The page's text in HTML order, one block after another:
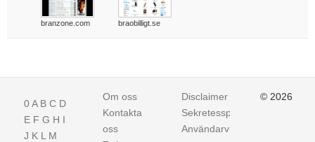
branzone.com braobilligt.se
0A B C D
E F G H I
J K L M
Om oss
Kontakta
oss
Disclaimer
Sekretesspolicy
Användarvillkor
© 2026